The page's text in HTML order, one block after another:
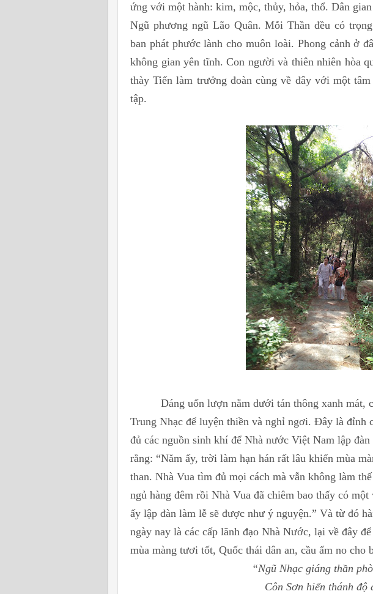
ứng với một hành: kim, mộc, thủy, hỏa, thổ. Dân
Ngũ phương ngũ Lão Quân. Mỗi Thần đều có
ban phát phước lành cho muôn loài. Phong cảnh ở
không gian yên tĩnh. Con người và thiên nhiên hòa
thày Tiến làm trưởng đoàn cùng về đây với một
tập.
Dáng uốn lượn nằm dưới tán thông xanh mát,
Trung Nhạc để luyện thiền và nghỉ ngơi. Đây là đỉnh
đủ các nguồn sinh khí để Nhà nước Việt Nam lập
rằng: “Năm ấy, trời làm hạn hán rất lâu khiến mùa
than. Nhà Vua tìm đủ mọi cách mà vẫn không làm
ngủ hàng đêm rồi Nhà Vua đã chiêm bao thấy có
ấy lập đàn làm lễ sẽ được như ý nguyện.” Và từ đó
ngày nay là các cấp lãnh đạo Nhà Nước, lại về đây
mùa màng tươi tốt, Quốc thái dân an, cầu ấm no cho
“Ngũ Nhạc giáng thần
Côn Sơn hiển thánh độ